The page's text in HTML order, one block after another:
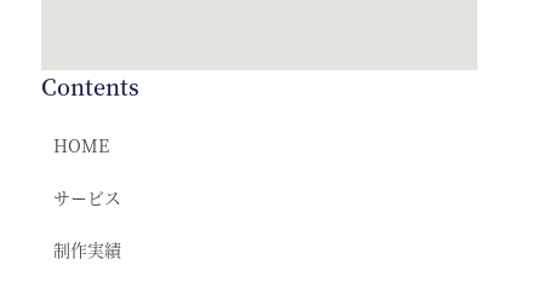
Contents
HOME
サービス
制作実績